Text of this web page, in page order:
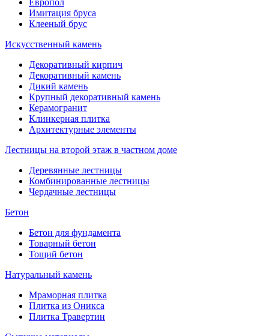
Имитация бруса
Клееный брус
Искусственный камень
Декоративный кирпич
Декоративный камень
Дикий камень
Крупный декоративный камень
Керамогранит
Клинкерная плитка
Архитектурные элементы
Лестницы на второй этаж в частном доме
Деревянные лестницы
Комбинированные лестницы
Чердачные лестницы
Бетон
Бетон для фундамента
Товарный бетон
Тощий бетон
Натуральный камень
Мраморная плитка
Плитка из Оникса
Плитка Травертин